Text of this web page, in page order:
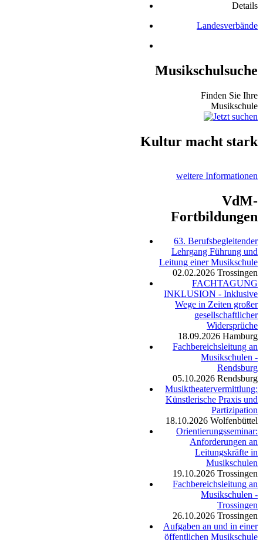
Details
Landesverbände
Musikschulsuche
Finden Sie Ihre
Musikschule
Kultur macht stark
weitere Informationen
VdM-
Fortbildungen
63. Berufsbegleitender
Lehrgang Führung und
Leitung einer Musikschule
02.02.2026 Trossingen
FACHTAGUNG
INKLUSION - Inklusive
Wege in Zeiten großer
gesellschaftlicher
Widersprüche
18.09.2026 Hamburg
Fachbereichsleitung an
Musikschulen -
Rendsburg
05.10.2026 Rendsburg
Musiktheatervermittlung:
Künstlerische Praxis und
Partizipation
18.10.2026 Wolfenbüttel
Orientierungsseminar:
Anforderungen an
Leitungskräfte in
Musikschulen
19.10.2026 Trossingen
Fachbereichsleitung an
Musikschulen -
Trossingen
26.10.2026 Trossingen
Aufgaben an und in einer
öffentlichen Musikschule